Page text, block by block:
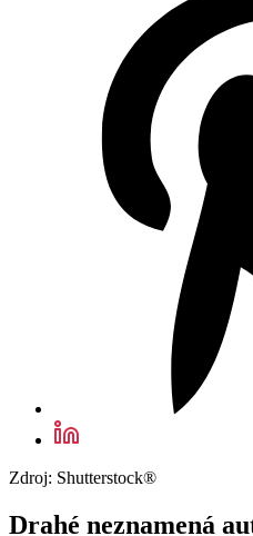
Zdroj: Shutterstock®
Drahé neznamená